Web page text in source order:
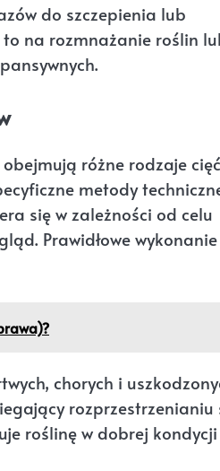
do szczepienia lub
na rozmnażanie roślin
różne rodzaje
metody
się w zależności od celu
Prawidłowe wykonanie
chorych i
rozprzestrzenianiu
roślinę w dobrej kondycji